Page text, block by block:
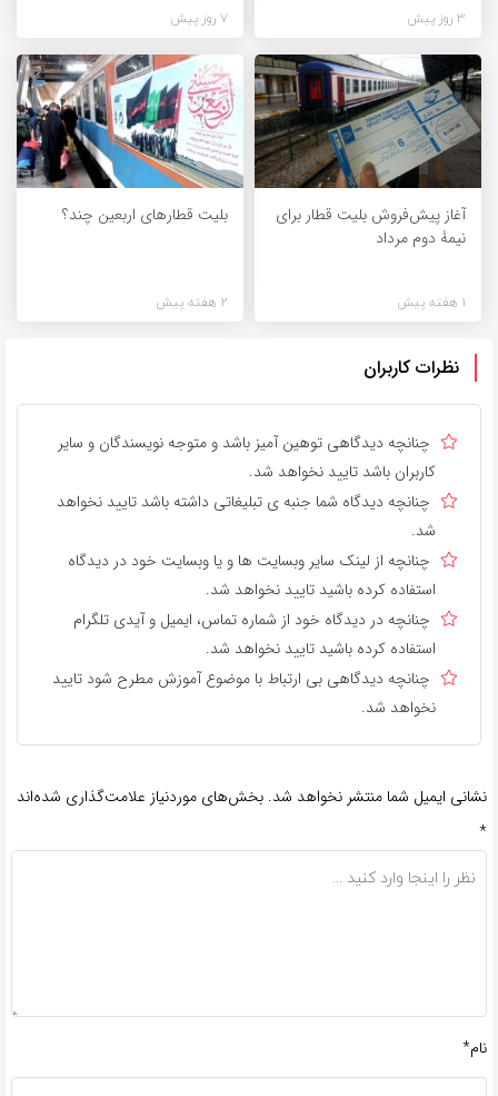
3 روز پیش 7 روز پیش
آغاز پیش‌فروش بلیت قطار برای
نیمۀ دوم مرداد
1 هفته پیش
بلیت قطارهای اربعین چند؟
2 هفته پیش
نظرات کاربران
چنانچه دیدگاهی توهین آمیز باشد و متوجه نویسندگان و سایر
کاربران باشد تایید نخواهد شد.
چنانچه دیدگاه شما جنبه ی تبلیغاتی داشته باشد تایید نخواهد
شد.
چنانچه از لینک سایر وبسایت ها و یا وبسایت خود در دیدگاه
استفاده کرده باشید تایید نخواهد شد.
چنانچه در دیدگاه خود از شماره تماس، ایمیل و آیدی تلگرام
استفاده کرده باشید تایید نخواهد شد.
چنانچه دیدگاهی بی ارتباط با موضوع آموزش مطرح شود تایید
نخواهد شد.
نشانی ایمیل شما منتشر نخواهد شد. بخش‌های موردنیاز علامت‌گذاری شده‌اند
*
نام*